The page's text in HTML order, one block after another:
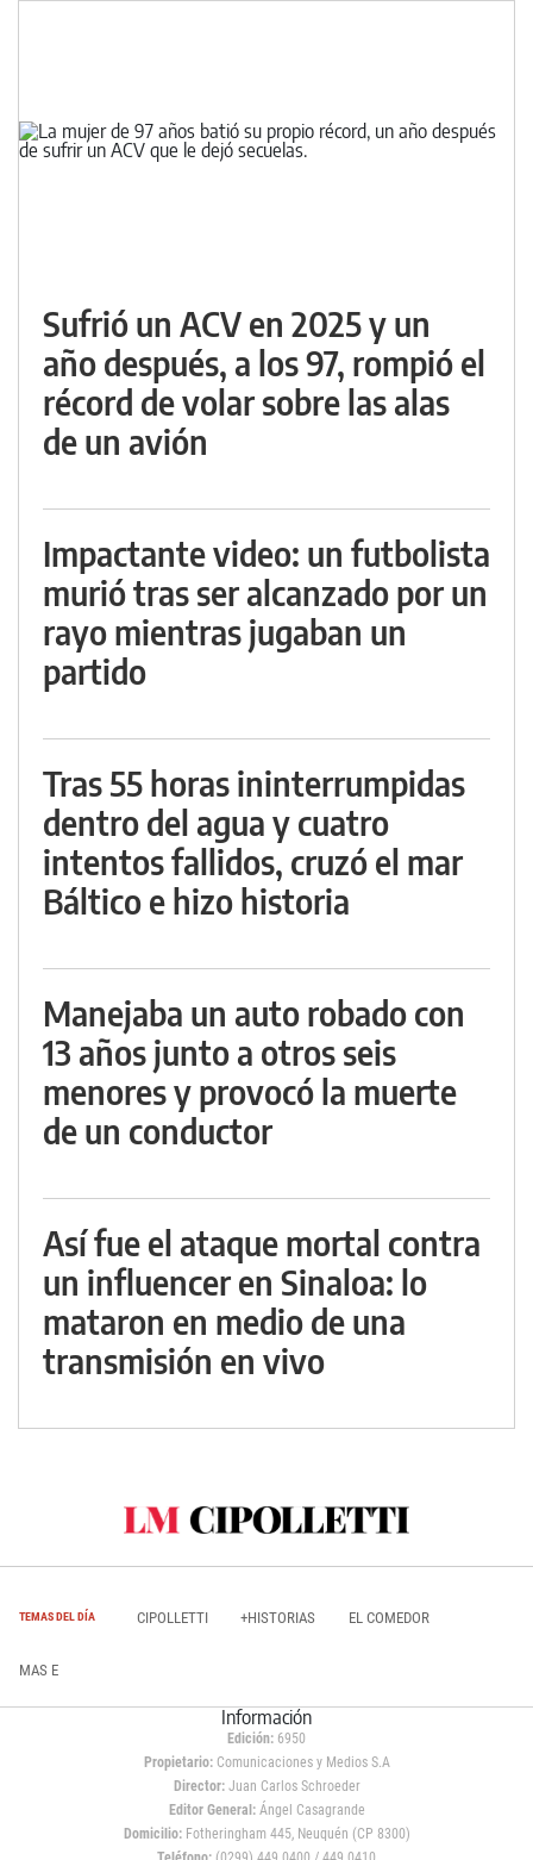
Sufrió un ACV en 2025 y un
año después, a los 97, rompió el
récord de volar sobre las alas
de un avión
Impactante video: un futbolista
murió tras ser alcanzado por un
rayo mientras jugaban un
partido
Tras 55 horas ininterrumpidas
dentro del agua y cuatro
intentos fallidos, cruzó el mar
Báltico e hizo historia
Manejaba un auto robado con
13 años junto a otros seis
menores y provocó la muerte
de un conductor
Así fue el ataque mortal contra
un influencer en Sinaloa: lo
mataron en medio de una
transmisión en vivo
TEMAS DEL DÍA CIPOLLETTI +HISTORIAS EL COMEDOR
MAS E
Información
Edición: 6950
Propietario:Comunicaciones y Medios S.A
Director: Juan Carlos Schroeder
Editor General:Ángel Casagrande
Domicilio:Fotheringham 445, Neuquén (CP 8300)